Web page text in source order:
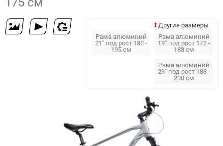
Другие размеры
Рама алюминий
19" под рост 172 -
183 см
Рама алюминий
21" под рост 182 -
195 см
Рама алюминий
23" под рост 188 -
200 см